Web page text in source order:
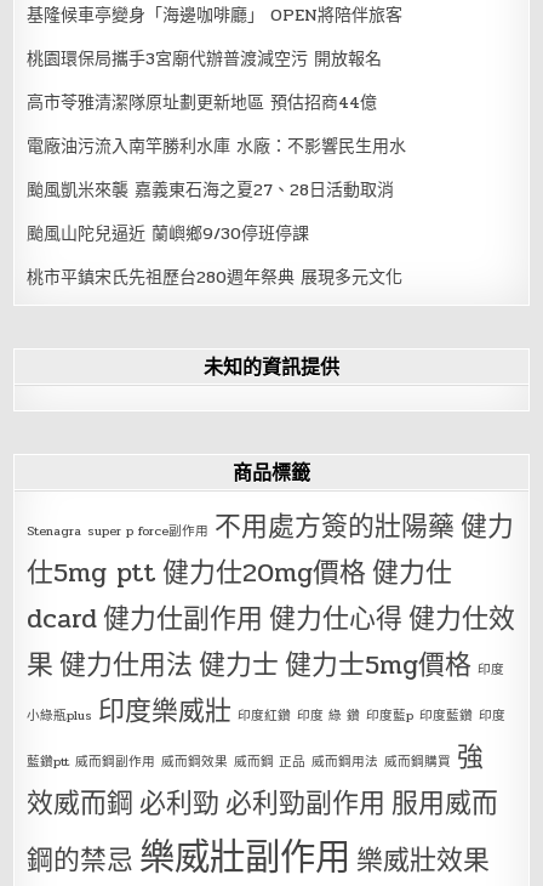
基隆候車亭變身「海邊咖啡廳」 OPEN將陪伴旅客
桃園環保局攜手3宮廟代辦普渡減空污 開放報名
高市苓雅清潔隊原址劃更新地區 預估招商44億
電廠油污流入南竿勝利水庫 水廠：不影響民生用水
颱風凱米來襲 嘉義東石海之夏27、28日活動取消
颱風山陀兒逼近 蘭嶼鄉9/30停班停課
桃市平鎮宋氏先祖歷台280週年祭典 展現多元文化
未知的資訊提供
商品標籤
Stenagra super p force副作用 不用處方簽的壯陽藥健力
仕5mg ptt健力仕20mg價格健力仕
dcard健力仕副作用 健力仕心得健力仕效
果健力仕用法健力士健力士5mg價格 印度
小綠瓶plus 印度樂威壯 印度紅鑽 印度 綠 鑽 印度藍p 印度藍鑽 印度
藍鑽ptt 威而鋼副作用 威而鋼效果 威而鋼 正品 威而鋼用法 威而鋼購買 強
效威而鋼 必利勁 必利勁副作用 服用威而
鋼的禁忌 樂威壯副作用 樂威壯效果